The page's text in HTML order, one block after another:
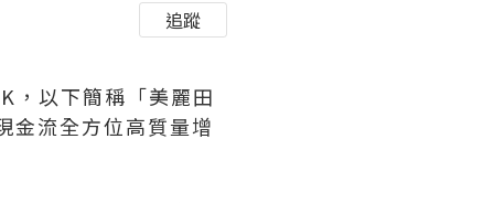
追蹤
以下簡稱「美麗田
金流全方位高質量增